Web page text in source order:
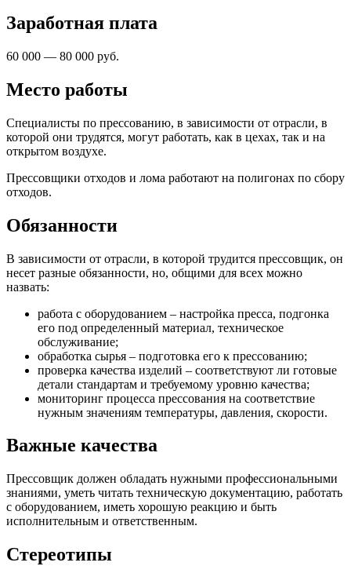
Заработная плата
60 000 — 80 000 руб.
Место работы
Специалисты по прессованию, в зависимости от отрасли, в
которой они трудятся, могут работать, как в цехах, так и на
открытом воздухе.
Прессовщики отходов и лома работают на полигонах по сбору
отходов.
Обязанности
В зависимости от отрасли, в которой трудится прессовщик, он
несет разные обязанности, но, общими для всех можно
назвать:
работа с оборудованием – настройка пресса, подгонка
его под определенный материал, техническое
обслуживание;
обработка сырья – подготовка его к прессованию;
проверка качества изделий – соответствуют ли готовые
детали стандартам и требуемому уровню качества;
мониторинг процесса прессования на соответствие
нужным значениям температуры, давления, скорости.
Важные качества
Прессовщик должен обладать нужными профессиональными
знаниями, уметь читать техническую документацию, работать
с оборудованием, иметь хорошую реакцию и быть
исполнительным и ответственным.
Стереотипы